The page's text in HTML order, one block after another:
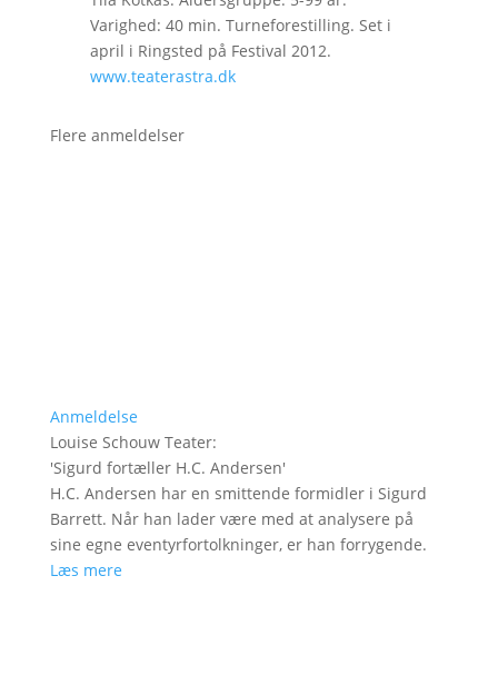
Varighed: 40 min. Turneforestilling. Set i
april i Ringsted på Festival 2012.
www.teaterastra.dk
Flere anmeldelser
Anmeldelse
Louise Schouw Teater:
'Sigurd fortæller H.C. Andersen'
H.C. Andersen har en smittende formidler i Sigurd
Barrett. Når han lader være med at analysere på
sine egne eventyrfortolkninger, er han forrygende.
Læs mere